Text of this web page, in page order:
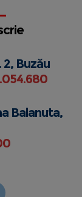
Buzău
Balanuta,